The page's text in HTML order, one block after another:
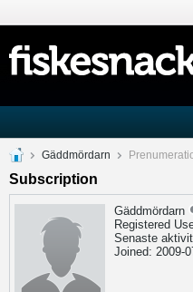
Gäddmördarn
Subscription
Gäddmördarn
Registered
Senaste
Joined: 2009-